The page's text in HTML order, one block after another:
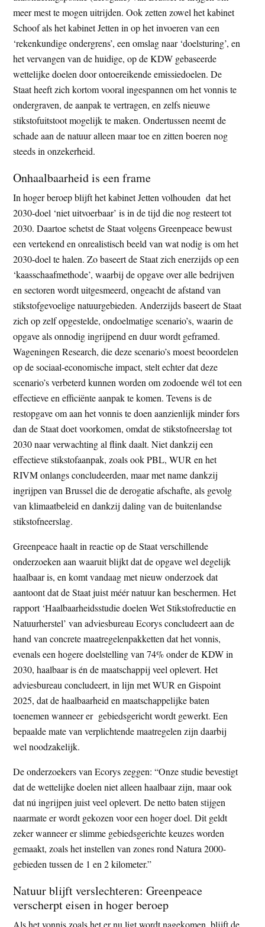
meer mest te mogen uitrijden. Ook zetten zowel het kabinet
Schoof als het kabinet Jetten in op het invoeren van een
‘rekenkundige ondergrens’, een omslag naar ‘doelsturing’, en
het vervangen van de huidige, op de KDW gebaseerde
wettelijke doelen door ontoereikende emissiedoelen. De
Staat heeft zich kortom vooral ingespannen om het vonnis te
ondergraven, de aanpak te vertragen, en zelfs nieuwe
stikstofuitstoot mogelijk te maken. Ondertussen neemt de
schade aan de natuur alleen maar toe en zitten boeren nog
steeds in onzekerheid.
Onhaalbaarheid is een frame
In hoger beroep blijft het kabinet Jetten volhouden dat het
2030-doel ‘niet uitvoerbaar’ is in de tijd die nog resteert tot
2030. Daartoe schetst de Staat volgens Greenpeace bewust
een vertekend en onrealistisch beeld van wat nodig is om het
2030-doel te halen. Zo baseert de Staat zich enerzijds op een
‘kaasschaafmethode’, waarbij de opgave over alle bedrijven
en sectoren wordt uitgesmeerd, ongeacht de afstand van
stikstofgevoelige natuurgebieden. Anderzijds baseert de Staat
zich op zelf opgestelde, ondoelmatige scenario’s, waarin de
opgave als onnodig ingrijpend en duur wordt geframed.
Wageningen Research, die deze scenario’s moest beoordelen
op de sociaal-economische impact, stelt echter dat deze
scenario’s verbeterd kunnen worden om zodoende wél tot een
effectieve en efficiënte aanpak te komen. Tevens is de
restopgave om aan het vonnis te doen aanzienlijk minder fors
dan de Staat doet voorkomen, omdat de stikstofneerslag tot
2030 naar verwachting al flink daalt. Niet dankzij een
effectieve stikstofaanpak, zoals ook PBL, WUR en het
RIVM onlangs concludeerden, maar met name dankzij
ingrijpen van Brussel die de derogatie afschafte, als gevolg
van klimaatbeleid en dankzij daling van de buitenlandse
stikstofneerslag.
Greenpeace haalt in reactie op de Staat verschillende
onderzoeken aan waaruit blijkt dat de opgave wel degelijk
haalbaar is, en komt vandaag met nieuw onderzoek dat
aantoont dat de Staat juist méér natuur kan beschermen. Het
rapport ‘Haalbaarheidsstudie doelen Wet Stikstofreductie en
Natuurherstel’ van adviesbureau Ecorys concludeert aan de
hand van concrete maatregelenpakketten dat het vonnis,
evenals een hogere doelstelling van 74% onder de KDW in
2030, haalbaar is én de maatschappij veel oplevert. Het
adviesbureau concludeert, in lijn met WUR en Gispoint
2025, dat de haalbaarheid en maatschappelijke baten
toenemen wanneer er gebiedsgericht wordt gewerkt. Een
bepaalde mate van verplichtende maatregelen zijn daarbij
wel noodzakelijk.
De onderzoekers van Ecorys zeggen: “Onze studie bevestigt
dat de wettelijke doelen niet alleen haalbaar zijn, maar ook
dat nú ingrijpen juist veel oplevert. De netto baten stijgen
naarmate er wordt gekozen voor een hoger doel. Dit geldt
zeker wanneer er slimme gebiedsgerichte keuzes worden
gemaakt, zoals het instellen van zones rond Natura 2000-
gebieden tussen de 1 en 2 kilometer.”
Natuur blijft verslechteren: Greenpeace
verscherpt eisen in hoger beroep
Als het vonnis zoals het er nu ligt wordt nagekomen, blijft de